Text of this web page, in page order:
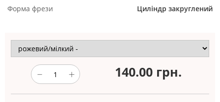
Форма фрези
Циліндр закруглений
140.00 грн.